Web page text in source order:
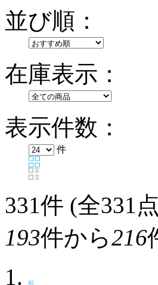
並び順：
在庫表示：
表示件数：
件
331件 (全331
193件から216